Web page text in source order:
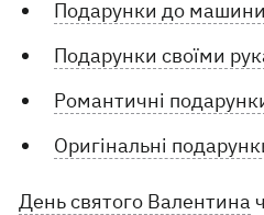
Подарунки до машини
Подарунки своїми
Романтичні
Оригінальні
День святого Валентина